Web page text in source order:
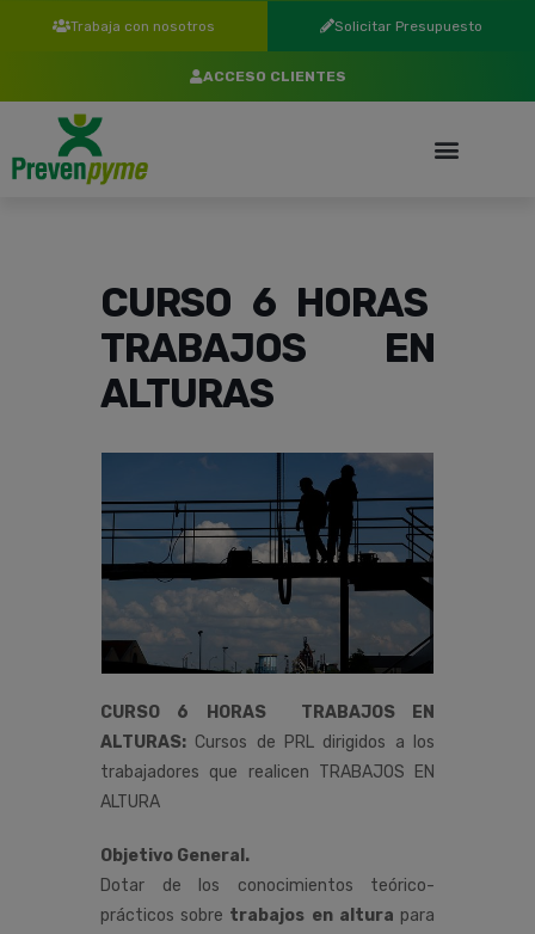
Trabaja con nosotros Solicitar Presupuesto
ACCESO CLIENTES
CURSO 6 HORAS
TRABAJOS EN
ALTURAS
CURSO 6 HORAS TRABAJOS EN
ALTURAS: Cursos de PRL dirigidos a los
trabajadores que realicen TRABAJOS EN
ALTURA
Objetivo General.
Dotar de los conocimientos teórico-
prácticos sobre trabajos en altura para